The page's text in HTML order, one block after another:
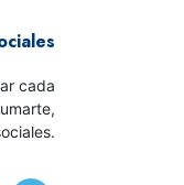
cada